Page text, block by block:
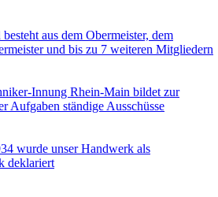
aus dem Obermeister, dem
und bis zu 7 weiteren Mitgliedern
Innung Rhein-Main bildet zur
Aufgaben ständige Ausschüsse
wurde unser Handwerk als
deklariert